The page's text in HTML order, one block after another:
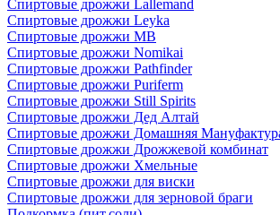
Спиртовые дрожжи Lallemand
Спиртовые дрожжи Leyka
Спиртовые дрожжи MB
Спиртовые дрожжи Nomikai
Спиртовые дрожжи Pathfinder
Спиртовые дрожжи Puriferm
Спиртовые дрожжи Still Spirits
Спиртовые дрожжи Дед Алтай
Спиртовые дрожжи Домашняя
Спиртовые дрожжи Дрожжевой комбинат
Спиртовые дрожжи Хмельные
Спиртовые дрожжи для виски
Спиртовые дрожжи для зерновой браги